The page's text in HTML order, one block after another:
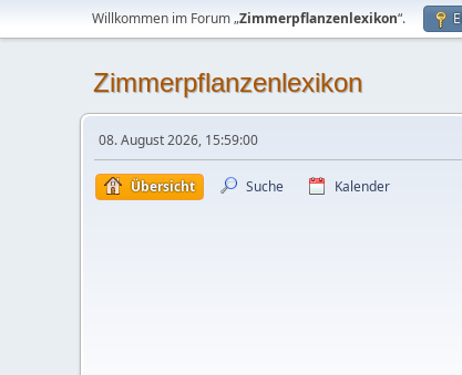
Willkommen im Forum „Zimmerpflanzenlexikon“.
Zimmerpflanzenlexikon
08. August 2026, 15:59:00
Übersicht Suche Kalender